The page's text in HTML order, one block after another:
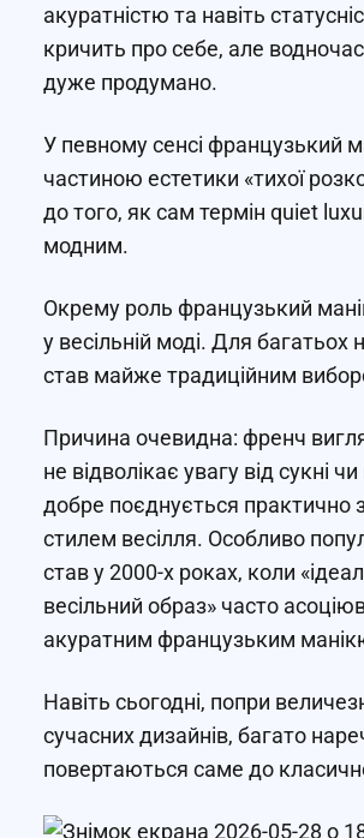
акуратністю та навіть
кричить про себе, але
дуже продумано.
У певному сенсі французький
частиною естетики «тихої
до того, як сам термін quiet
модним.
Окрему роль французький
у весільній моді. Для багатьох
став майже традиційним
Причина очевидна: френч
не відволікає увагу від сукні
добре поєднується практично
стилем весілля. Особливо
став у 2000-х роках, коли
весільний образ» часто
акуратним французьким
Навіть сьогодні, попри
сучасних дизайнів, багато
повертаються саме до